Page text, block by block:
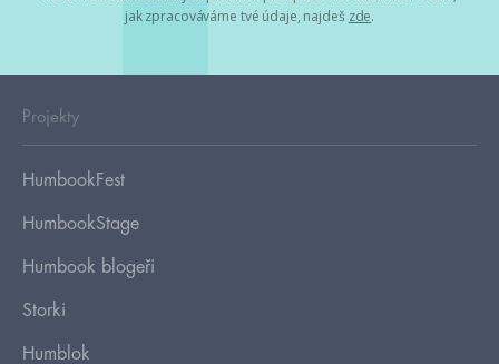
jak zpracováváme tvé údaje, najdeš zde.
Projekty
HumbookFest
HumbookStage
Humbook blogeři
Storki
Humblok